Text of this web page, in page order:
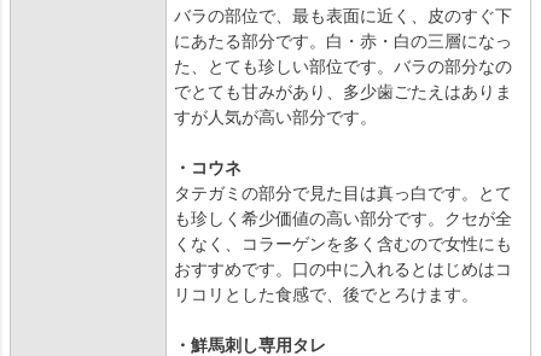
バラの部位で、最も表面に近く、皮のすぐ下
にあたる部分です。白・赤・白の三層になっ
た、とても珍しい部位です。バラの部分なの
でとても甘みがあり、多少歯ごたえはありま
すが人気が高い部分です。
・コウネ
タテガミの部分で見た目は真っ白です。とて
も珍しく希少価値の高い部分です。クセが全
くなく、コラーゲンを多く含むので女性にも
おすすめです。口の中に入れるとはじめはコ
リコリとした食感で、後でとろけます。
・鮮馬刺し専用タレ